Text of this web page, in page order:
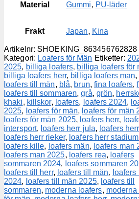
Material Gummi, PU-läder
Frakt Japan, Kina
Artikelnr: SHOEKING_863456762828
Kategori: Loafers för Män Etiketter:
2025, billiga loafers, billiga loafers för
billiga loafers herr, billiga loafers man,
loafers till män, blå, brun, fina loafers,
loafers till sommaren,grå, grön,
khaki, killskor, loafers, loafers 2024,
2025, loafers för män, loafers för män
loafers för män 2025, loafers herr,
intersport, loafers herr jula, loafers
loafers herr rieker, loafers herr
loafers kille, loafers män, loafers man
loafers man 2025, loafers rea, loafers
sommaren 2024, loafers sommaren
loafers till herr, loafers till män, loafers
2024, loafers till män 2025, loafers till
sommaren, moderna loafers,